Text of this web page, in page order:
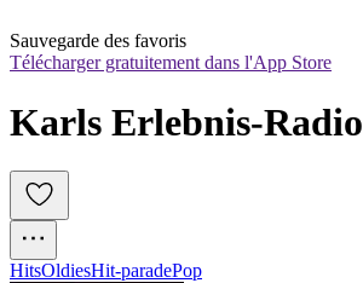
Sauvegarde des favoris
Télécharger gratuitement dans l'App Store
Karls Erlebnis-Radio
HitsOldiesHit-paradePop